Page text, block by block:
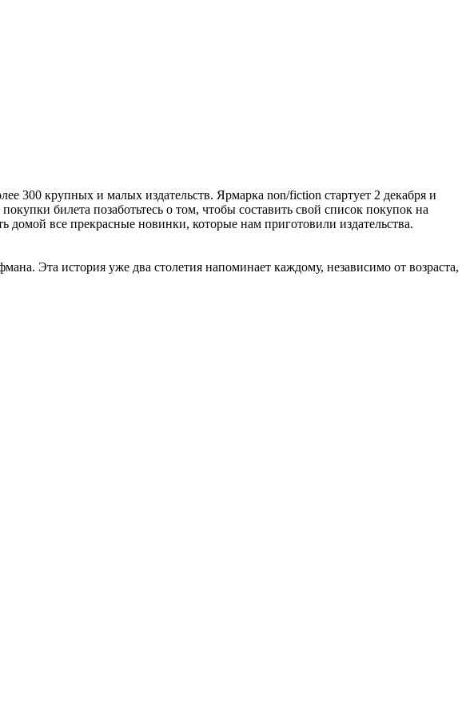
300 крупных и малых издательств. Ярмарка non/fiction стартует 2 декабря и
билета позаботьтесь о том, чтобы составить свой список покупок на
домой все прекрасные новинки, которые нам приготовили издательства.
Эта история уже два столетия напоминает каждому, независимо от возраста,